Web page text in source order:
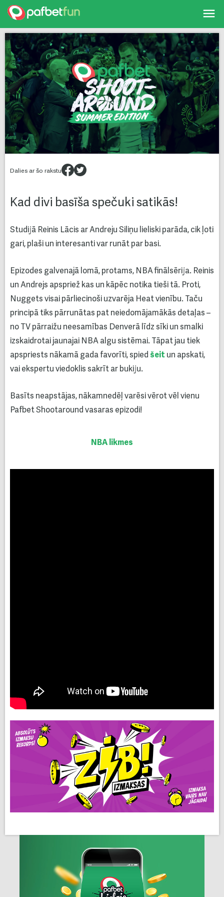
Skip
content
Dalies ar šo rakstu
Kad divi basīša spečuki satikās!
Studijā Reinis Lācis ar Andreju Siliņu lieliski parāda, cik ļoti
gari, plaši un interesanti var runāt par basi.
Epizodes galvenajā lomā, protams, NBA finālsērija. Reinis
un Andrejs apspriež kas un kāpēc notika tieši tā. Proti,
Nuggets visai pārliecinoši uzvarēja Heat vienību. Taču
principā tiks pārrunātas pat neiedomājamākās detaļas –
no TV pārraižu neesamības Denverā līdz sīki un smalki
izskaidrotai jaunajai NBA algu sistēmai. Tāpat jau tiek
apspriests nākamā gada favorīti, spied šeit un apskati,
vai ekspertu viedoklis sakrīt ar bukiju.
Basīts neapstājas, nākamnedēļ varēsi vērot vēl vienu
Pafbet Shootaround vasaras epizodi!
NBA likmes